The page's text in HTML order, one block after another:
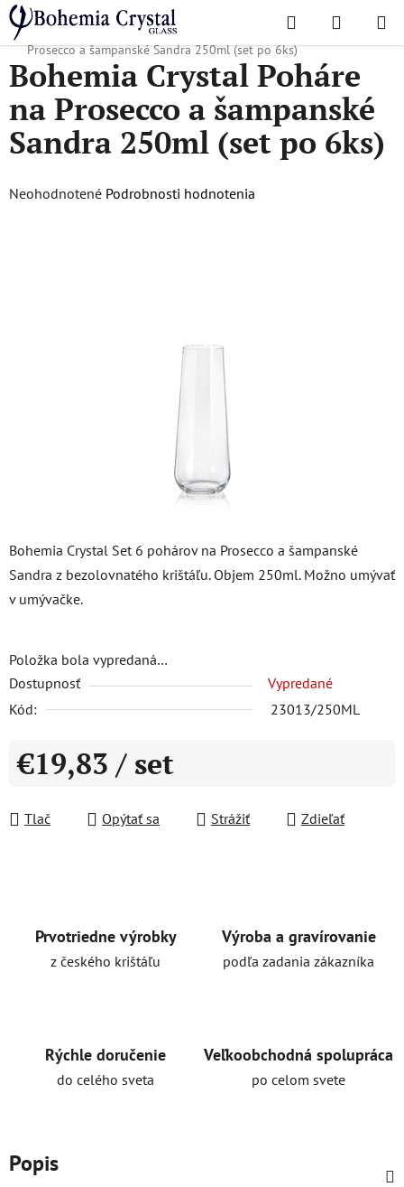
Prejsť
na
obsah
Hľadať
KOŠÍK
Domov
/ Obľúbené kolekcie / Sandra
Bohemia Crystal Poháre na
Prosecco a šampanské Sandra 250ml (set po 6ks)
Bohemia Crystal Set 6 pohárov na Prosecco a šampanské
Sandra z bezolovnatého krištáľu. Objem 250ml. Možno umývať
v umývačke.
Položka bola vypredaná…
Dostupnosť
Vypredané
Kód:
23013/250ML
€19,83 / set
Tlač
Opýtať sa Strážiť Zdieľať
Bohemia Crystal Poháre
na Prosecco a šampanské
Sandra 250ml (set po 6ks)
Priemerné
Neohodnotené Podrobnosti hodnotenia
Prvotriedne výrobky
z českého krištáľu
Výroba a gravírovanie
podľa zadania zákazníka
Rýchle doručenie
do celého sveta
Veľkoobchodná spolupráca
po celom svete
Popis